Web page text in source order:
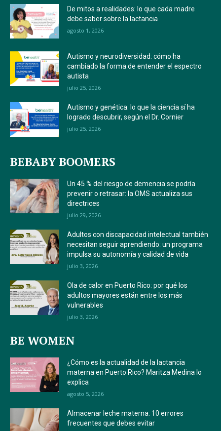
De mitos a realidades: lo que cada madre
debe saber sobre la lactancia
agosto 1, 2026
Autismo y neurodiversidad: cómo ha
cambiado la forma de entender el espectro
autista
julio 25, 2026
Autismo y genética: lo que la ciencia sí ha
logrado descubrir, según el Dr. Cornier
julio 25, 2026
BEBABY BOOMERS
Un 45 % del riesgo de demencia se podría
prevenir o retrasar: la OMS actualiza sus
directrices
julio 29, 2026
Adultos con discapacidad intelectual también
necesitan seguir aprendiendo: un programa
impulsa su autonomía y calidad de vida
julio 3, 2026
Ola de calor en Puerto Rico: por qué los
adultos mayores están entre los más
vulnerables
julio 3, 2026
BE WOMEN
¿Cómo es la actualidad de la lactancia
materna en Puerto Rico? Maritza Medina lo
explica
agosto 5, 2026
Almacenar leche materna: 10 errores
frecuentes que debes evitar